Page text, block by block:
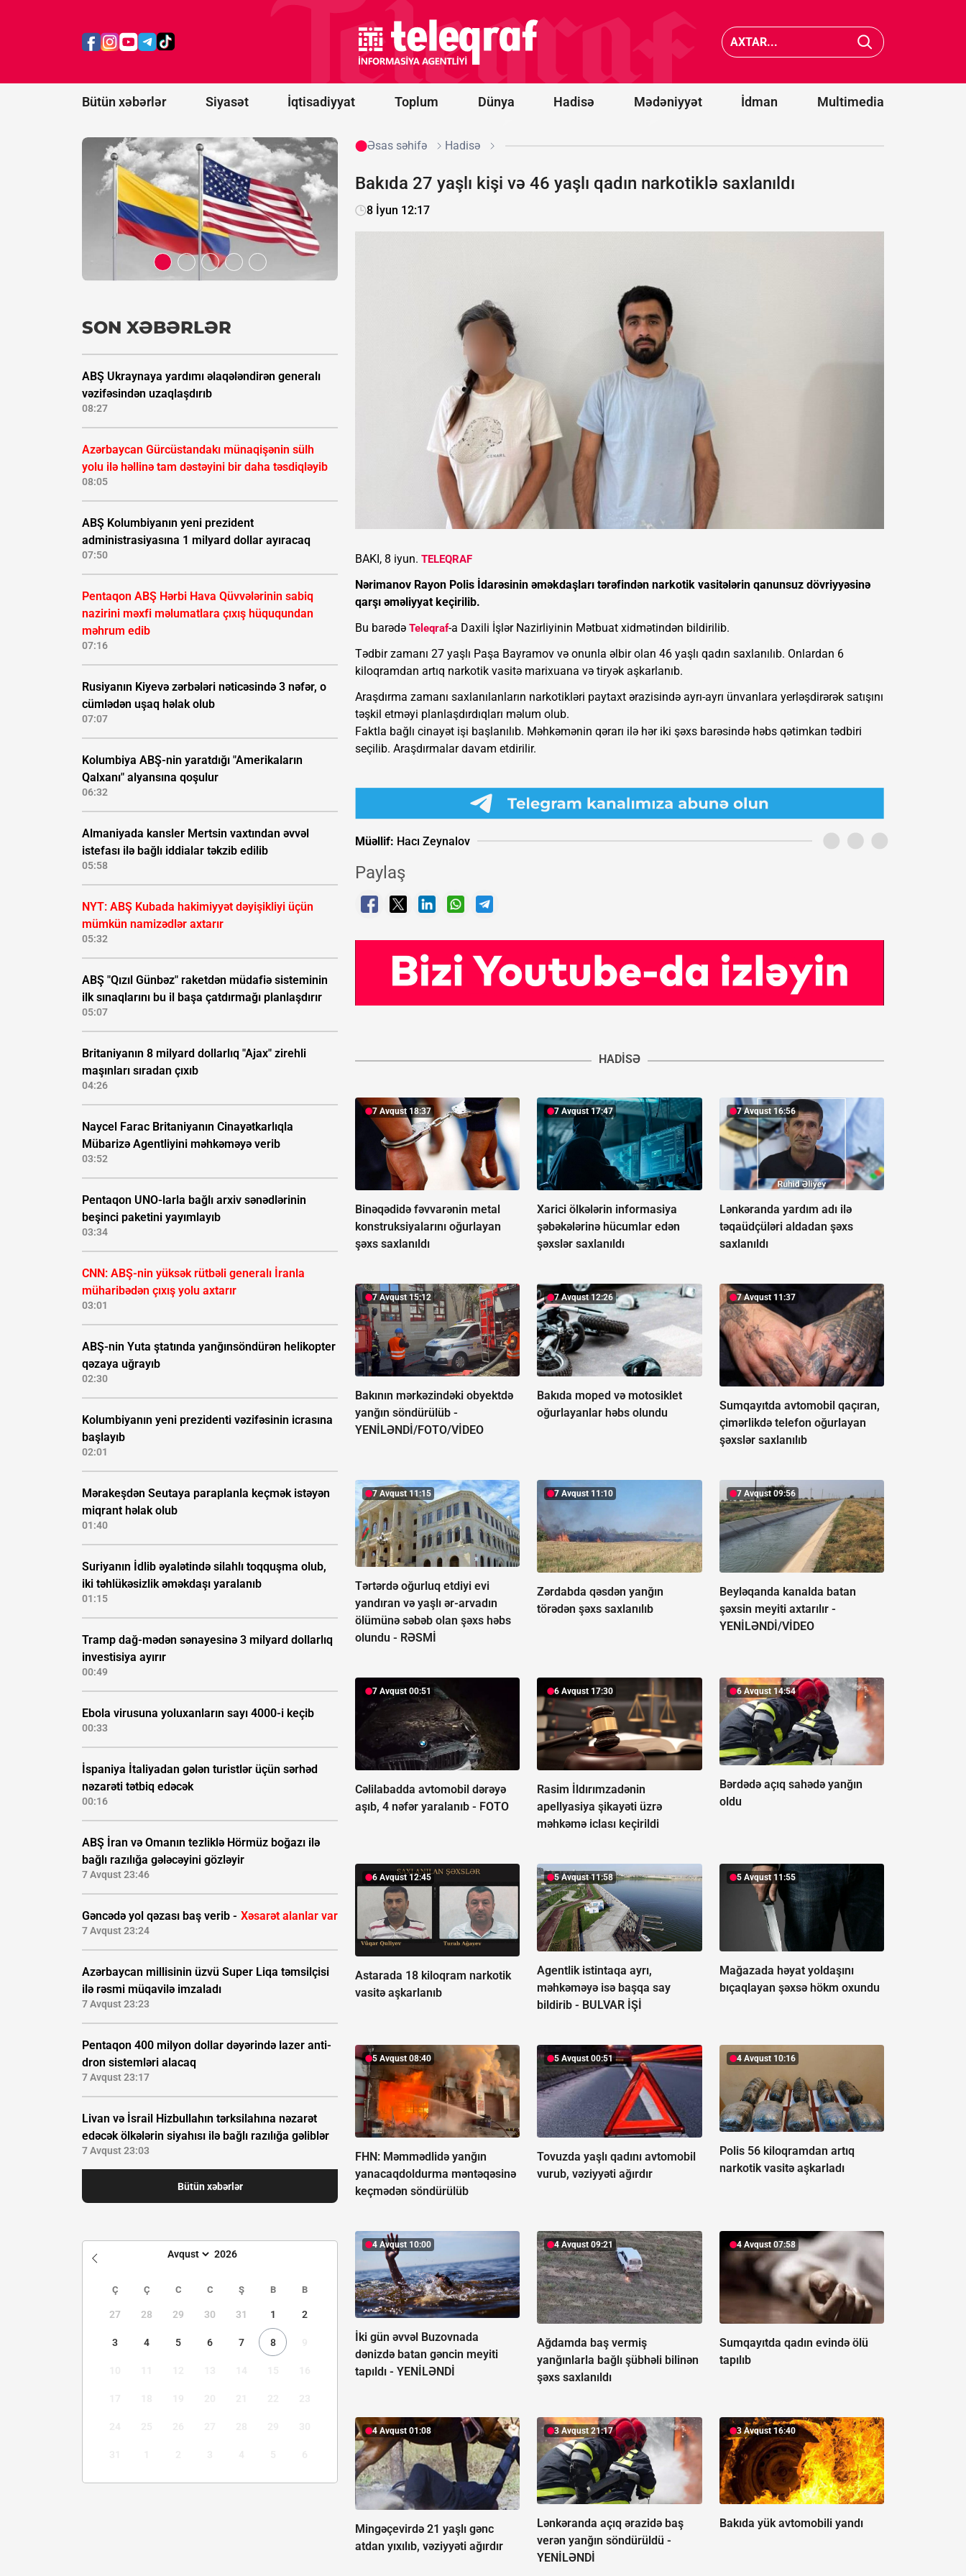
Bütün xəbərlər Siyasət İqtisadiyyat Toplum Dünya Hadisə Mədəniyyət İdman Multimedia
"Amerikaların
qoşulur
sisteminin
ilk
sınaqlarını
bu il başa
çatdırmağı
planlaşdırır
ABŞ-nin Yuta
ştatında
yanğınsöndürən
qəzaya uğrayıb
SON XƏBƏRLƏR
ABŞ Ukraynaya yardımı əlaqələndirən generalı
vəzifəsindən uzaqlaşdırıb
08:27
Azərbaycan Gürcüstandakı münaqişənin sülh
yolu ilə həllinə tam dəstəyini bir daha təsdiqləyib
08:05
ABŞ Kolumbiyanın yeni prezident
administrasiyasına 1 milyard dollar ayıracaq
07:50
Pentaqon ABŞ Hərbi Hava Qüvvələrinin sabiq
nazirini məxfi məlumatlara çıxış hüququndan
məhrum edib
07:16
Rusiyanın Kiyevə zərbələri nəticəsində 3 nəfər, o
cümlədən uşaq həlak olub
07:07
Kolumbiya ABŞ-nin yaratdığı "Amerikaların
Qalxanı" alyansına qoşulur
06:32
Almaniyada kansler Mertsin vaxtından əvvəl
istefası ilə bağlı iddialar təkzib edilib
05:58
NYT: ABŞ Kubada hakimiyyət dəyişikliyi üçün
mümkün namizədlər axtarır
05:32
ABŞ "Qızıl Günbəz" raketdən müdafiə sisteminin
ilk sınaqlarını bu il başa çatdırmağı planlaşdırır
05:07
Britaniyanın 8 milyard dollarlıq "Ajax" zirehli
maşınları sıradan çıxıb
04:26
Naycel Farac Britaniyanın Cinayətkarlıqla
Mübarizə Agentliyini məhkəməyə verib
03:52
Pentaqon UNO-larla bağlı arxiv sənədlərinin
beşinci paketini yayımlayıb
03:34
CNN: ABŞ-nin yüksək rütbəli generalı İranla
müharibədən çıxış yolu axtarır
03:01
ABŞ-nin Yuta ştatında yanğınsöndürən helikopter
qəzaya uğrayıb
02:30
Kolumbiyanın yeni prezidenti vəzifəsinin icrasına
başlayıb
02:01
Mərakeşdən Seutaya paraplanla keçmək istəyən
miqrant həlak olub
01:40
Suriyanın İdlib əyalətində silahlı toqquşma olub,
iki təhlükəsizlik əməkdaşı yaralanıb
01:15
Tramp dağ-mədən sənayesinə 3 milyard dollarlıq
investisiya ayırır
00:49
Ebola virusuna yoluxanların sayı 4000-i keçib
00:33
İspaniya İtaliyadan gələn turistlər üçün sərhəd
nəzarəti tətbiq edəcək
00:16
ABŞ İran və Omanın tezliklə Hörmüz boğazı ilə
bağlı razılığa gələcəyini gözləyir
7 Avqust 23:46
Gəncədə yol qəzası baş verib - Xəsarət alanlar var
7 Avqust 23:24
Azərbaycan millisinin üzvü Super Liqa təmsilçisi
ilə rəsmi müqavilə imzaladı
7 Avqust 23:23
Pentaqon 400 milyon dollar dəyərində lazer anti-
dron sistemləri alacaq
7 Avqust 23:17
Livan və İsrail Hizbullahın tərksilahına nəzarət
edəcək ölkələrin siyahısı ilə bağlı razılığa gəliblər
7 Avqust 23:03
Bütün xəbərlər
Ç Ç C C Ş B B
27 28 29 30 31 1 2
3 4 5 6 7 8
Əsas səhifə Hadisə
Bakıda 27 yaşlı kişi və 46 yaşlı qadın narkotiklə saxlanıldı
8 İyun 12:17
BAKI, 8 iyun. TELEQRAF
Nərimanov Rayon Polis İdarəsinin əməkdaşları tərəfindən narkotik vasitələrin qanunsuz dövriyyəsinə
qarşı əməliyyat keçirilib.
Bu barədə Teleqraf-a Daxili İşlər Nazirliyinin Mətbuat xidmətindən bildirilib.
Tədbir zamanı 27 yaşlı Paşa Bayramov və onunla əlbir olan 46 yaşlı qadın saxlanılıb. Onlardan 6
kiloqramdan artıq narkotik vasitə marixuana və tiryək aşkarlanıb.
Araşdırma zamanı saxlanılanların narkotikləri paytaxt ərazisində ayrı-ayrı ünvanlara yerləşdirərək satışını
təşkil etməyi planlaşdırdıqları məlum olub.
Faktla bağlı cinayət işi başlanılıb. Məhkəmənin qərarı ilə hər iki şəxs barəsində həbs qətimkan tədbiri
seçilib. Araşdırmalar davam etdirilir.
Müəllif: Hacı Zeynalov
Paylaş
HADISƏ
7 Avqust 18:37
Binəqədidə fəvvarənin metal
konstruksiyalarını oğurlayan
şəxs saxlanıldı
7 Avqust 17:47
Xarici ölkələrin informasiya
şəbəkələrinə hücumlar edən
şəxslər saxlanıldı
7 Avqust 16:56
Lənkəranda yardım adı ilə
təqaüdçüləri aldadan şəxs
saxlanıldı
7 Avqust 15:12
Bakının mərkəzindəki obyektdə
yanğın söndürülüb -
YENİLƏNDİ/FOTO/VİDEO
7 Avqust 12:26
Bakıda moped və motosiklet
oğurlayanlar həbs olundu
7 Avqust 11:37
Sumqayıtda avtomobil qaçıran,
çimərlikdə telefon oğurlayan
şəxslər saxlanılıb
7 Avqust 11:15
Tərtərdə oğurluq etdiyi evi
yandıran və yaşlı ər-arvadın
ölümünə səbəb olan şəxs həbs
olundu - RƏSMİ
7 Avqust 11:10
Zərdabda qəsdən yanğın
törədən şəxs saxlanılıb
7 Avqust 09:56
Beyləqanda kanalda batan
şəxsin meyiti axtarılır -
YENİLƏNDİ/VİDEO
7 Avqust 00:51
Cəlilabadda avtomobil dərəyə
aşıb, 4 nəfər yaralanıb - FOTO
6 Avqust 17:30
Rasim İldırımzadənin
apellyasiya şikayəti üzrə
məhkəmə iclası keçirildi
6 Avqust 14:54
Bərdədə açıq sahədə yanğın
oldu
6 Avqust 12:45
Astarada 18 kiloqram narkotik
vasitə aşkarlanıb
5 Avqust 11:58
Agentlik istintaqa ayrı,
məhkəməyə isə başqa say
bildirib - BULVAR İŞİ
5 Avqust 11:55
Mağazada həyat yoldaşını
bıçaqlayan şəxsə hökm oxundu
5 Avqust 08:40
FHN: Məmmədlidə yanğın
yanacaqdoldurma məntəqəsinə
keçmədən söndürülüb
5 Avqust 00:51
Tovuzda yaşlı qadını avtomobil
vurub, vəziyyəti ağırdır
4 Avqust 10:16
Polis 56 kiloqramdan artıq
narkotik vasitə aşkarladı
4 Avqust 10:00
İki gün əvvəl Buzovnada
dənizdə batan gəncin meyiti
tapıldı - YENİLƏNDİ
4 Avqust 09:21
Ağdamda baş vermiş
yanğınlarla bağlı şübhəli bilinən
şəxs saxlanıldı
4 Avqust 07:58
Sumqayıtda qadın evində ölü
tapılıb
4 Avqust 01:08
Mingəçevirdə 21 yaşlı gənc
atdan yıxılıb, vəziyyəti ağırdır
3 Avqust 21:17
Lənkəranda açıq ərazidə baş
verən yanğın söndürüldü -
YENİLƏNDİ
3 Avqust 16:40
Bakıda yük avtomobili yandı